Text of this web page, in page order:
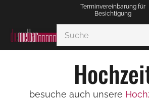
Terminvereinbarung für
Besichtigung
besuche auch unsere